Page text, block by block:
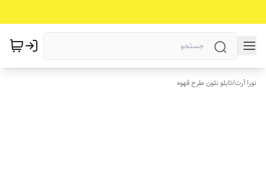
نورا آرت/تابلو نئون طرح قهوه